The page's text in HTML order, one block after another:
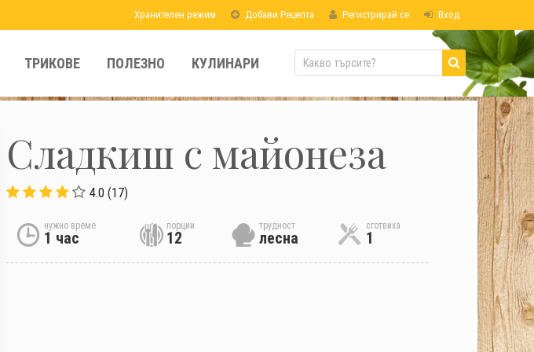
Хранителен режим Добави Рецепта Регистрирай се Вход
ТРИКОВЕ ПОЛЕЗНО КУЛИНАРИ
Сладкиш с майонеза
4.0 (17)
нужно време
1 час
порции
12
трудност
лесна
сготвиха
1